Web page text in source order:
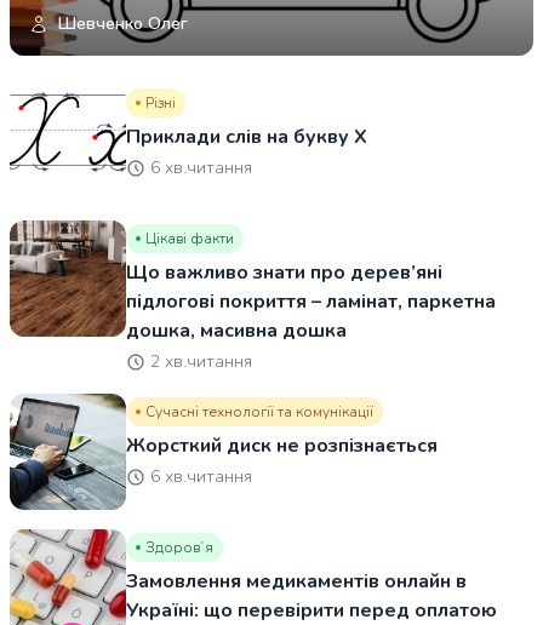
Шевченко Олег
Різні
Приклади слів на букву Х
6 хв.читання
Цікаві факти
Що важливо знати про дерев’яні
підлогові покриття – ламінат, паркетна
дошка, масивна дошка
2 хв.читання
Сучасні технології та комунікації
Жорсткий диск не розпізнається
6 хв.читання
Здоровʼя
Замовлення медикаментів онлайн в
Україні: що перевірити перед оплатою